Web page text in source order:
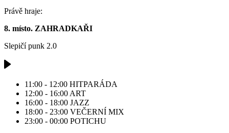
Právě hraje:
8. místo. ZAHRADKAŘI
Slepičí punk 2.0
11:00 - 12:00 HITPARÁDA
12:00 - 16:00 ART
16:00 - 18:00 JAZZ
18:00 - 23:00 VEČERNÍ MIX
23:00 - 00:00 POTICHU